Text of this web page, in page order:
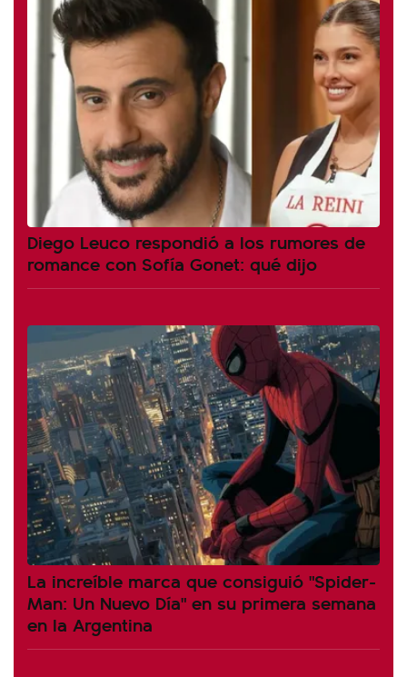
Diego Leuco respondió a los rumores de
romance con Sofía Gonet: qué dijo
La increíble marca que consiguió "Spider-
Man: Un Nuevo Día" en su primera semana
en la Argentina